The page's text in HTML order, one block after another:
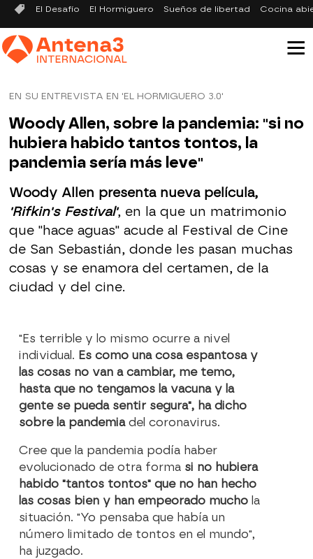
El Desafío El Hormiguero Sueños de libertad Cocina
EN SU ENTREVISTA EN 'EL HORMIGUERO 3.0'
Woody Allen, sobre la pandemia: "si no
hubiera habido tantos tontos, la
pandemia sería más leve"
Woody Allen presenta nueva película,
'Rifkin's Festival', en la que un matrimonio
que "hace aguas" acude al Festival de Cine
de San Sebastián, donde les pasan muchas
cosas y se enamora del certamen, de la
ciudad y del cine.
"Es terrible y lo mismo ocurre a nivel
individual. Es como una cosa espantosa y
las cosas no van a cambiar, me temo,
hasta que no tengamos la vacuna y la
gente se pueda sentir segura", ha dicho
sobre la pandemiadel coronavirus.
Cree que la pandemia podía haber
evolucionado de otra forma si no hubiera
habido "tantos tontos" que no han hecho
las cosas bien y han empeorado mucho la
situación. "Yo pensaba que había un
número limitado de tontos en el mundo",
ha juzgado.